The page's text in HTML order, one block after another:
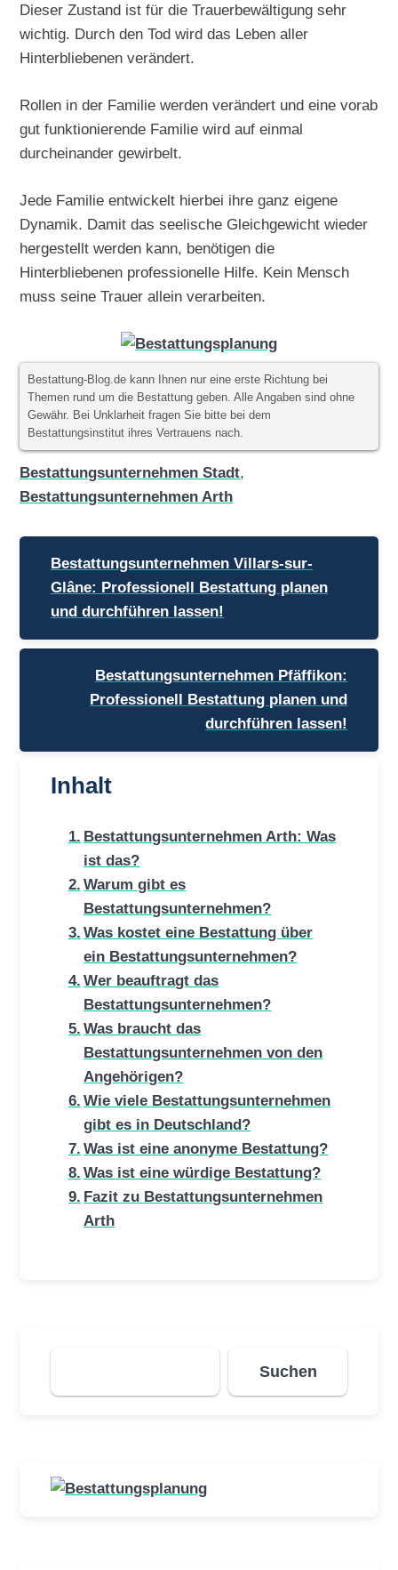
Dieser Zustand ist für die Trauerbewältigung sehr
wichtig. Durch den Tod wird das Leben aller
Hinterbliebenen verändert.
Rollen in der Familie werden verändert und eine vorab
gut funktionierende Familie wird auf einmal
durcheinander gewirbelt.
Jede Familie entwickelt hierbei ihre ganz eigene
Dynamik. Damit das seelische Gleichgewicht wieder
hergestellt werden kann, benötigen die
Hinterbliebenen professionelle Hilfe. Kein Mensch
muss seine Trauer allein verarbeiten.
Bestattung-Blog.de kann Ihnen nur eine erste Richtung bei
Themen rund um die Bestattung geben. Alle Angaben sind ohne
Gewähr. Bei Unklarheit fragen Sie bitte bei dem
Bestattungsinstitut ihres Vertrauens nach.
Bestattungsunternehmen Stadt,
Bestattungsunternehmen Arth
Beitragsnavigation
Bestattungsunternehmen Villars-sur-
Glâne: Professionell Bestattung planen
und durchführen lassen!
Bestattungsunternehmen Pfäffikon:
Professionell Bestattung planen und
durchführen lassen!
Inhalt
Bestattungsunternehmen Arth: Was
ist das?
Warum gibt es
Bestattungsunternehmen?
Was kostet eine Bestattung über
ein Bestattungsunternehmen?
Wer beauftragt das
Bestattungsunternehmen?
Was braucht das
Bestattungsunternehmen von den
Angehörigen?
Wie viele Bestattungsunternehmen
gibt es in Deutschland?
Was ist eine anonyme Bestattung?
Was ist eine würdige Bestattung?
Fazit zu Bestattungsunternehmen
Arth
Suchen
Suchen